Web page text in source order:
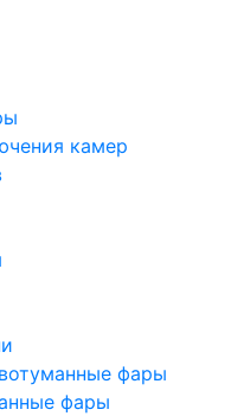
камер
фары
фары